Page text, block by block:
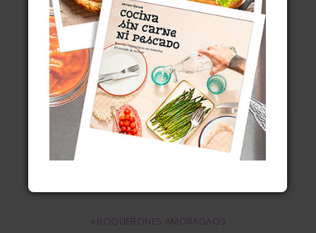
Tus derechos: Acceder, rectificar y suprimir datos. Otros
derechos como se recoge en información adicional
Información adicional: Consulta mi política de
privacidad y protección de datos.
« BOQUERONES AMORAGAOS